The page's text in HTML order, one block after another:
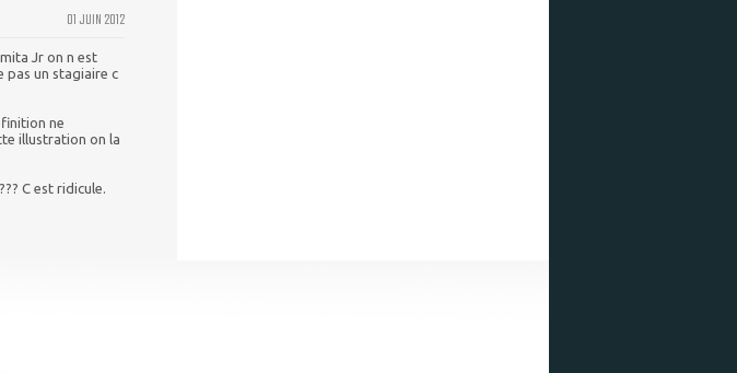
01 JUIN 2012
Jr on n est
pas un stagiaire c
ne
illustration on la
C est ridicule.